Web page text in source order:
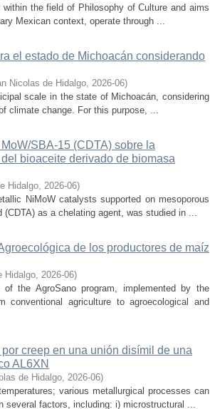
the field of Philosophy of Culture and aims
Mexican context, operate through ...
el estado de Michoacán considerando
Nicolas de Hidalgo, 2026-06)
scale in the state of Michoacán, considering
climate change. For this purpose, ...
SBA-15 (CDTA) sobre la
bioaceite derivado de biomasa
Hidalgo, 2026-06)
NiMoW catalysts supported on mesoporous
as a chelating agent, was studied in ...
de los productores de maíz
Hidalgo, 2026-06)
the AgroSano program, implemented by the
agriculture to agroecological and
creep en una unión disímil de una
AL6XN
de Hidalgo, 2026-06)
various metallurgical processes can
several factors, including: i) microstructural ...